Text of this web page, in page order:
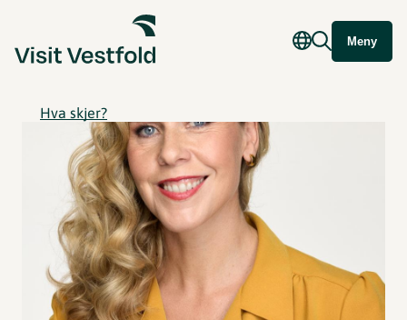
Meny
Hva skjer?